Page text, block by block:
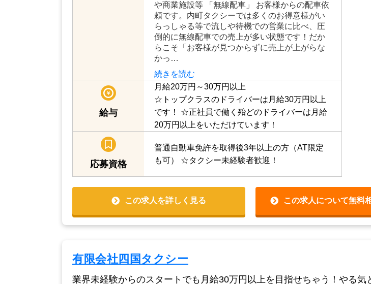
【契約期間】 期間の定めなし 具体的な仕事内容
◆営業方法◆ 「営業エリア」 徳島交通圏（徳島
市、石井町、神山町、佐那河内村、勝浦町、上
勝町） 「待機場所」 本社、徳島市内の駅、病院
や商業施設等 「無線配車」 お客様からの配車依
頼です。内町タクシーでは多くのお得意様がい
らっしゃる等で流しや待機での営業に比べ、圧
倒的に無線配車での売上が多い状態です！だか
らこそ「お客様が見つからずに売上が上がらな
かっ…
給与
月給20万円～30万円以上
☆トップクラスのドライバーは月給30万円以上
です！☆正社員で働く殆どのドライバーは月給
20万円以上をいただけています！
応募資格
普通自動車免許を取得後3年以上の方（AT限定も
可）☆タクシー未経験者歓迎！
この求人を詳しく見る